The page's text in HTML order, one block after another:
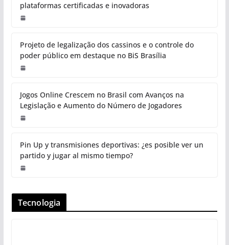
plataformas certificadas e inovadoras
Projeto de legalização dos cassinos e o controle do
poder público em destaque no BiS Brasília
Jogos Online Crescem no Brasil com Avanços na
Legislação e Aumento do Número de Jogadores
Pin Up y transmisiones deportivas: ¿es posible ver un
partido y jugar al mismo tiempo?
Tecnologia